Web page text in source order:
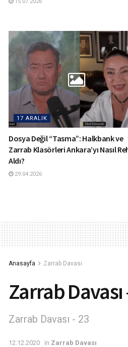
17 ARALIK
Dosya Değil “Tasma”: Halkbank ve
Zarrab Klasörleri Ankara’yı Nasıl
Aldı?
29.04.2026
Anasayfa Zarrab Davası
Zarrab Davası
Zarrab Davası - 23
12.12.2020 in Zarrab Davası